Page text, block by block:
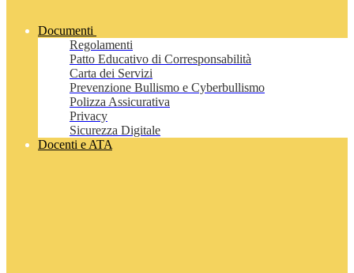
Documenti
Regolamenti
Patto Educativo di Corresponsabilità
Carta dei Servizi
Prevenzione Bullismo e Cyberbullismo
Polizza Assicurativa
Privacy
Sicurezza Digitale
Docenti e ATA